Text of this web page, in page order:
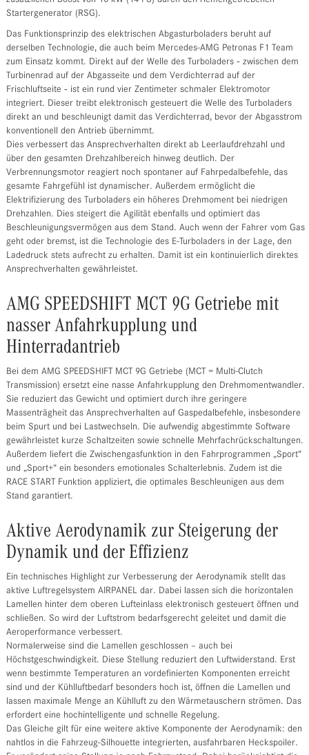
Startergenerator (RSG).
Das Funktionsprinzip des elektrischen Abgasturboladers beruht auf
derselben Technologie, die auch beim Mercedes-AMG Petronas F1 Team
zum Einsatz kommt. Direkt auf der Welle des Turboladers ‑ zwischen dem
Turbinenrad auf der Abgasseite und dem Verdichterrad auf der
Frischluftseite ‑ ist ein rund vier Zentimeter schmaler Elektromotor
integriert. Dieser treibt elektronisch gesteuert die Welle des Turboladers
direkt an und beschleunigt damit das Verdichterrad, bevor der Abgasstrom
konventionell den Antrieb übernimmt.
Dies verbessert das Ansprechverhalten direkt ab Leerlaufdrehzahl und
über den gesamten Drehzahlbereich hinweg deutlich. Der
Verbrennungsmotor reagiert noch spontaner auf Fahrpedalbefehle, das
gesamte Fahrgefühl ist dynamischer. Außerdem ermöglicht die
Elektrifizierung des Turboladers ein höheres Drehmoment bei niedrigen
Drehzahlen. Dies steigert die Agilität ebenfalls und optimiert das
Beschleunigungsvermögen aus dem Stand. Auch wenn der Fahrer vom Gas
geht oder bremst, ist die Technologie des E-Turboladers in der Lage, den
Ladedruck stets aufrecht zu erhalten. Damit ist ein kontinuierlich direktes
Ansprechverhalten gewährleistet.
AMG SPEEDSHIFT MCT 9G Getriebe mit
nasser Anfahrkupplung und
Hinterradantrieb
Bei dem AMG SPEEDSHIFT MCT 9G Getriebe (MCT = Multi-Clutch
Transmission) ersetzt eine nasse Anfahrkupplung den Drehmomentwandler.
Sie reduziert das Gewicht und optimiert durch ihre geringere
Massenträgheit das Ansprechverhalten auf Gaspedalbefehle, insbesondere
beim Spurt und bei Lastwechseln. Die aufwendig abgestimmte Software
gewährleistet kurze Schaltzeiten sowie schnelle Mehrfachrückschaltungen.
Außerdem liefert die Zwischengasfunktion in den Fahrprogrammen „Sport“
und „Sport+“ ein besonders emotionales Schalterlebnis. Zudem ist die
RACE START Funktion appliziert, die optimales Beschleunigen aus dem
Stand garantiert.
Aktive Aerodynamik zur Steigerung der
Dynamik und der Effizienz
Ein technisches Highlight zur Verbesserung der Aerodynamik stellt das
aktive Luftregelsystem AIRPANEL dar. Dabei lassen sich die horizontalen
Lamellen hinter dem oberen Lufteinlass elektronisch gesteuert öffnen und
schließen. So wird der Luftstrom bedarfsgerecht geleitet und damit die
Aeroperformance verbessert.
Normalerweise sind die Lamellen geschlossen – auch bei
Höchstgeschwindigkeit. Diese Stellung reduziert den Luftwiderstand. Erst
wenn bestimmte Temperaturen an vordefinierten Komponenten erreicht
sind und der Kühlluftbedarf besonders hoch ist, öffnen die Lamellen und
lassen maximale Menge an Kühlluft zu den Wärmetauschern strömen. Das
erfordert eine hochintelligente und schnelle Regelung.
Das Gleiche gilt für eine weitere aktive Komponente der Aerodynamik: den
nahtlos in die Fahrzeug-Silhouette integrierten, ausfahrbaren Heckspoiler.